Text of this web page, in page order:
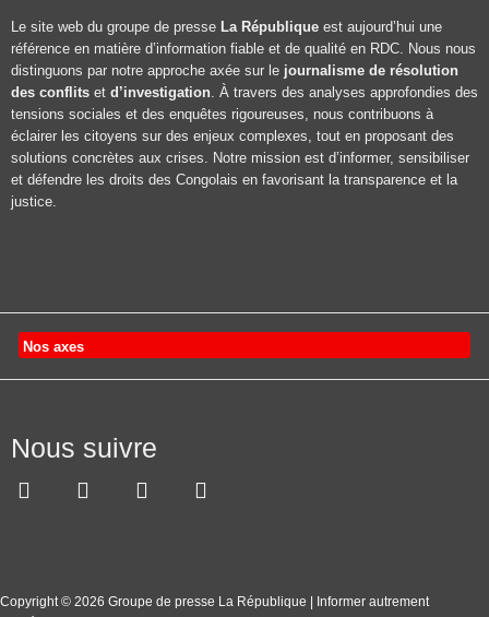
Le site web du groupe de presse La République est aujourd’hui une
référence en matière d’information fiable et de qualité en RDC. Nous nous
distinguons par notre approche axée sur le journalisme de résolution
des conflits et d’investigation. À travers des analyses approfondies des
tensions sociales et des enquêtes rigoureuses, nous contribuons à
éclairer les citoyens sur des enjeux complexes, tout en proposant des
solutions concrètes aux crises. Notre mission est d’informer, sensibiliser
et défendre les droits des Congolais en favorisant la transparence et la
justice.
Nos axes
Nous suivre
Copyright © 2026 Groupe de presse La République | Informer autrement